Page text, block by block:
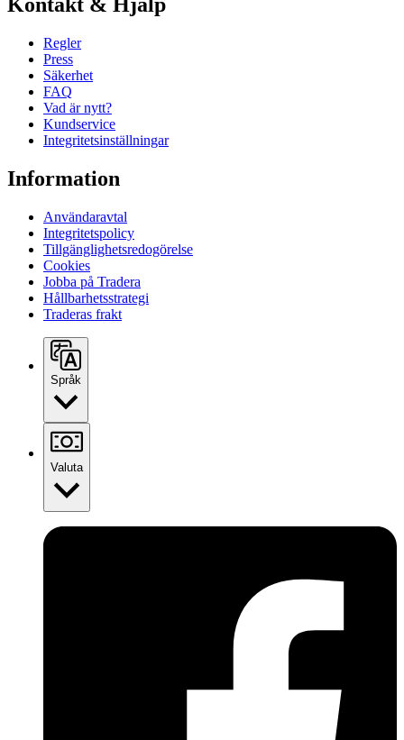
Regler
Press
Säkerhet
FAQ
Vad är nytt?
Kundservice
Integritetsinställningar
Information
Användaravtal
Integritetspolicy
Tillgänglighetsredogörelse
Cookies
Jobba på Tradera
Hållbarhetsstrategi
Traderas frakt
Språk
Valuta